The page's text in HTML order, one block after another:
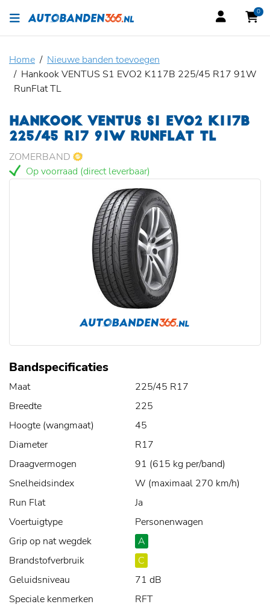
0
Home
Nieuwe banden toevoegen
Hankook VENTUS S1 EVO2 K117B 225/45 R17 91W
RunFlat TL
HANKOOK VENTUS S1 EVO2 K117B
225/45 R17 91W RUNFLAT TL
ZOMERBAND
Op voorraad (direct leverbaar)
Bandspecificaties
Maat
225/45 R17
Breedte
225
Hoogte (wangmaat)
45
Diameter
R17
Draagvermogen
91 (615 kg per/band)
Snelheidsindex
W (maximaal 270 km/h)
Run Flat
Ja
Voertuigtype
Personenwagen
Grip op nat wegdek
A
Brandstofverbruik
C
Geluidsniveau
71 dB
Speciale kenmerken
RFT